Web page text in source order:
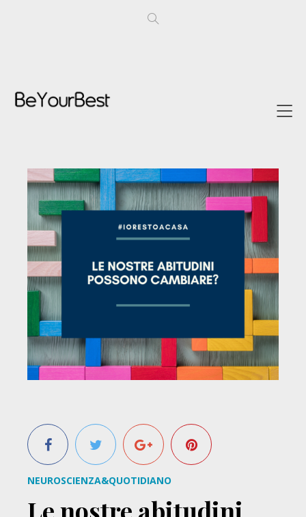
NEUROSCIENZA&QUOTIDIANO
Le nostre abitudini